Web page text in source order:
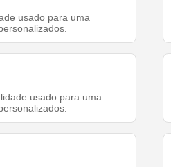
usado para uma
usado para uma